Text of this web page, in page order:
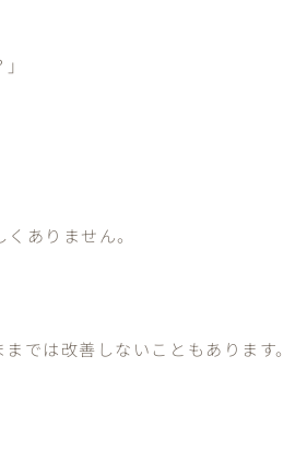
ありません。
では改善しないこともあります。